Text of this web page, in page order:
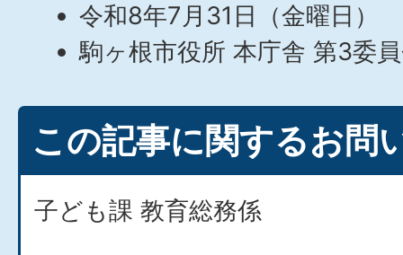
令和8年7月31日（金曜日）
駒ヶ根市役所 本庁舎 第3委
この記事に関するお問
子ども課 教育総務係